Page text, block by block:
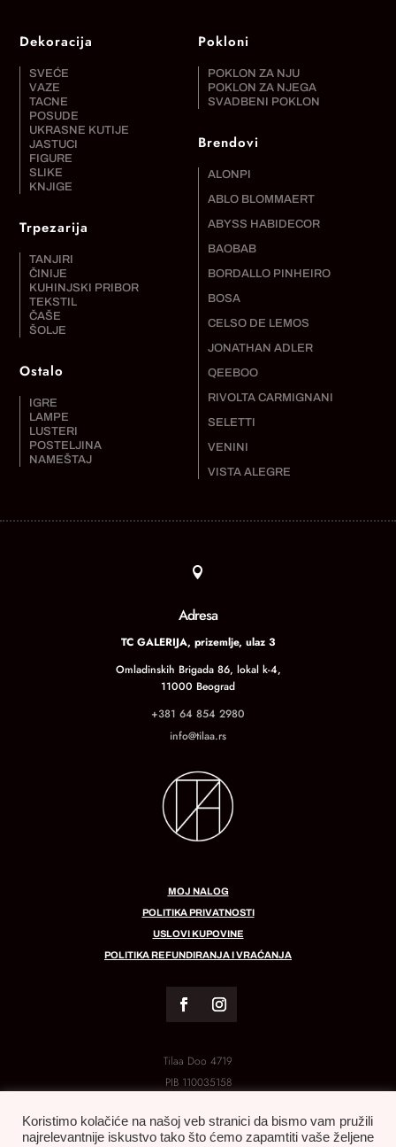
Dekoracija
SVEĆE
VAZE
TACNE
POSUDE
UKRASNE KUTIJE
JASTUCI
FIGURE
SLIKE
KNJIGE
Trpezarija
TANJIRI
ČINIJE
KUHINJSKI PRIBOR
TEKSTIL
ČAŠE
ŠOLJE
Ostalo
IGRE
LAMPE
LUSTERI
POSTELJINA
NAMEŠTAJ
Pokloni
POKLON ZA NJU
POKLON ZA NJEGA
SVADBENI POKLON
Brendovi
ALONPI
ABLO BLOMMAERT
ABYSS HABIDECOR
BAOBAB
BORDALLO PINHEIRO
BOSA
CELSO DE LEMOS
JONATHAN ADLER
QEEBOO
RIVOLTA CARMIGNANI
SELETTI
VENINI
VISTA ALEGRE

Adresa
TC GALERIJA, prizemlje, ulaz 3
Omladinskih Brigada 86, lokal k-4,
11000 Beograd
+381 64 854 2980
info@tilaa.rs
MOJ NALOG
POLITIKA PRIVATNOSTI
USLOVI KUPOVINE
POLITIKA REFUNDIRANJA I VRAĆANJA
Tilaa Doo 4719
PIB 110035158
Koristimo kolačiće na našoj veb stranici da bismo vam pružili
najrelevantnije iskustvo tako što ćemo zapamtiti vaše željene